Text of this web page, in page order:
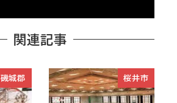
関連記事
磯城郡 桜井市